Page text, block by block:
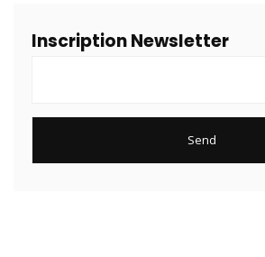
Inscription Newsletter